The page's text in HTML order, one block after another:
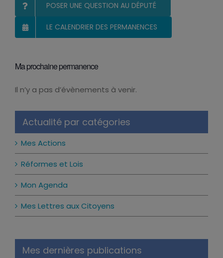
POSER UNE QUESTION AU DÉPUTÉ
LE CALENDRIER DES PERMANENCES
Ma prochaine permanence
Notice
Il n’y a pas d’évènements à venir.
Actualité par catégories
Mes Actions
Réformes et Lois
Mon Agenda
Mes Lettres aux Citoyens
Mes dernières publications